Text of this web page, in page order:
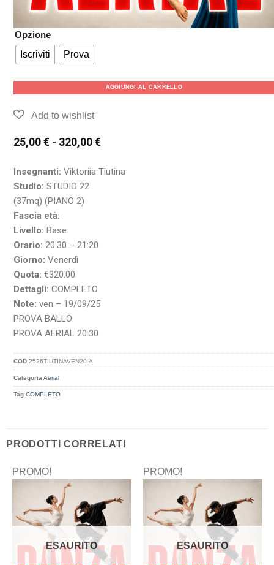
Opzione
Iscriviti
Prova
AGGIUNGI AL CARRELLO
25,00€ - 320,00€
Insegnanti: Viktoriia Tiutina
Studio: STUDIO 22
(37mq) (PIANO 2)
Fascia età:
Livello: Base
Orario: 20:30 – 21:20
Giorno: Venerdì
Quota: €320.00
Dettagli: COMPLETO
Note: ven – 19/09/25
PROVA BALLO
PROVA AERIAL 20:30
COD2526TIUTINAVEN20.A
Categoria Aerial
Tag COMPLETO
PRODOTTI CORRELATI
PROMO!
ESAURITO
PROMO!
ESAURITO